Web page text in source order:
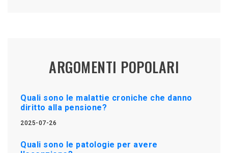
ARGOMENTI POPOLARI
Quali sono le malattie croniche che danno
diritto alla pensione?
2025-07-26
Quali sono le patologie per avere